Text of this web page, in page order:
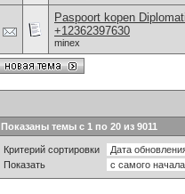
Paspoort kopen
+12362397630
minex
Показаны темы с 1 по 20 из 9011
Критерий сортировки
Показать